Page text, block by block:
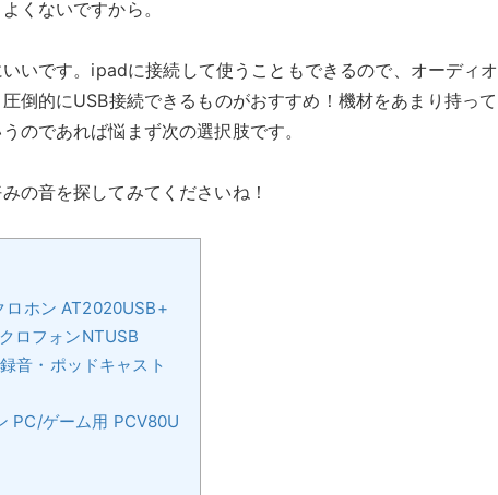
くないですから。
いです。ipadに接続して使うこともできるので、オーディオ
倒的にUSB接続できるものがおすすめ！機材をあまり持って
のであれば悩まず次の選択肢です。
の音を探してみてくださいね！
ホン AT2020USB+
ロフォンNTUSB
音・ポッドキャスト
PC/ゲーム用 PCV80U